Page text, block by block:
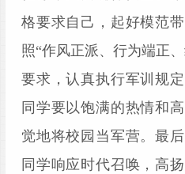
格要求自己，起好模范
照“作风正派、行为端正
要求，认真执行军训规
同学要以饱满的热情和
觉地将校园当军营。最
同学响应时代召唤，高